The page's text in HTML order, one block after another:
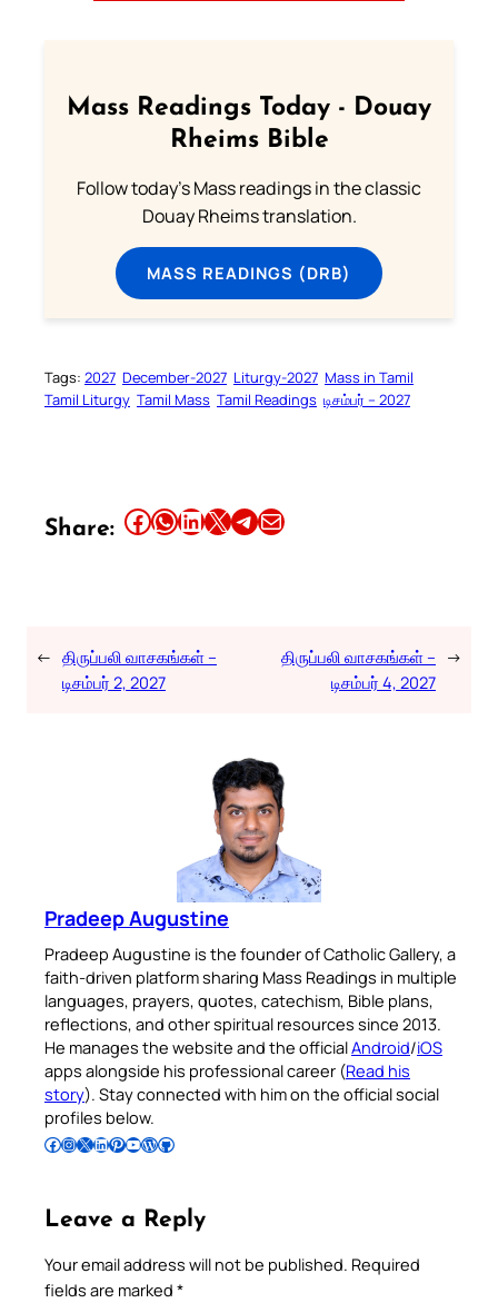
Mass Readings Today - Douay
Rheims Bible
Follow today's Mass readings in the classic
Douay Rheims translation.
MASS READINGS (DRB)
Tags: 2027 December-2027 Liturgy-2027 Mass in Tamil
Tamil Liturgy Tamil Mass Tamil Readings டிசம்பர் – 2027
Share: Share this article on Facebook Share this article on WhatsApp Share this article on LinkedIn Share this article on X Share this article on TelegramEmail this Article
← திருப்பலி வாசகங்கள் –
டிசம்பர் 2, 2027
திருப்பலி வாசகங்கள் –
டிசம்பர் 4, 2027
→
Pradeep Augustine
Pradeep Augustine is the founder of Catholic Gallery, a
faith-driven platform sharing Mass Readings in multiple
languages, prayers, quotes, catechism, Bible plans,
reflections, and other spiritual resources since 2013.
He manages the website and the officialAndroid/iOS
apps alongside his professional career (Read his
story). Stay connected with him on the official social
profiles below.
Follow Pradeep on Facebook Follow Pradeep on InstagramFollow Pradeep on X Follow Pradeep on LinkedIn Follow Pradeep on Pinterest Subscribe to Pradeep’s Youtube Channel Follow Pradeep on WordPress Follow Pradeep on GitHub
Leave a Reply
Your email address will not be published. Required
fields are marked *